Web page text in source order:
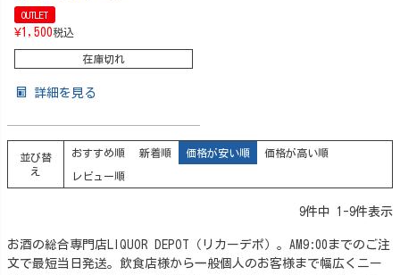
OUTLET
¥1,500税込
在庫切れ
詳細を見る
並び替
え
おすすめ順 新着順 価格が安い順 価格が高い順
レビュー順
9件中 1 -9件表示
お酒の総合専門店LIQUOR DEPOT（リカーデポ）。AM9:00までのご注
文で最短当日発送。飲食店様から一般個人のお客様まで幅広くニー